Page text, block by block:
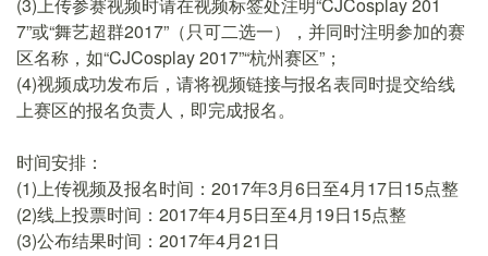
7”或“舞艺超群2017”（只可二选一），并同时注明参加的赛
区名称，如“CJCosplay 2017”“杭州赛区”；
(4)视频成功发布后，请将视频链接与报名表同时提交给线
上赛区的报名负责人，即完成报名。
时间安排：
(1)上传视频及报名时间：2017年3月6日至4月17日15点整
(2)线上投票时间：2017年4月5日至4月19日15点整
(3)公布结果时间：2017年4月21日